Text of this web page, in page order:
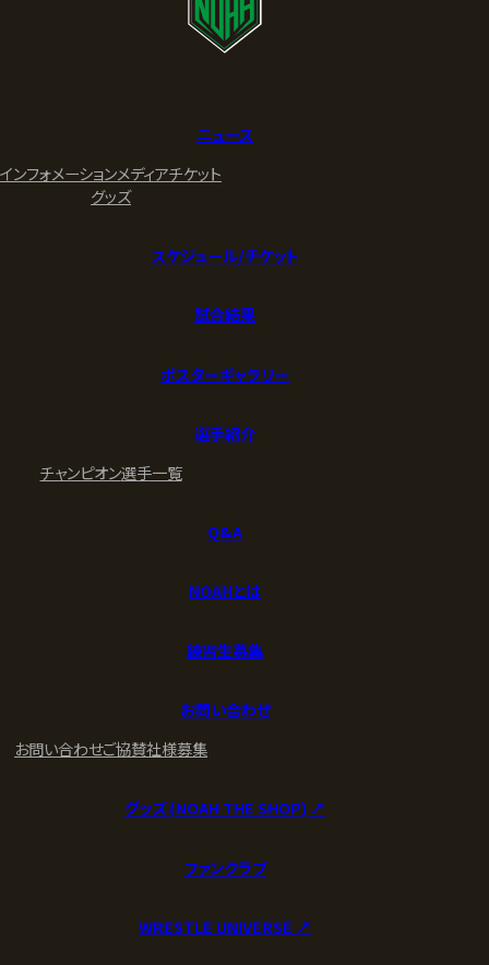
ニュース
インフォメーションメディアチケット
グッズ
スケジュール/チケット
試合結果
ポスターギャラリー
選手紹介
チャンピオン選手一覧
Q&A
NOAHとは
練習生募集
お問い合わせ
お問い合わせご協賛社様募集
グッズ (NOAH THE SHOP) ↗︎
ファンクラブ
WRESTLE UNIVERSE ↗︎